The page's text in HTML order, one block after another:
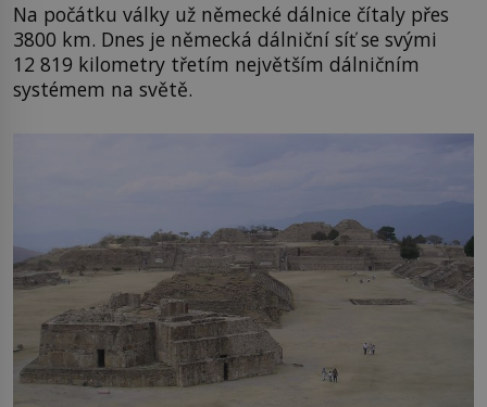
Na počátku války už německé dálnice čítaly přes
3800 km. Dnes je německá dálniční síť se svými
12 819 kilometry třetím největším dálničním
systémem na světě.